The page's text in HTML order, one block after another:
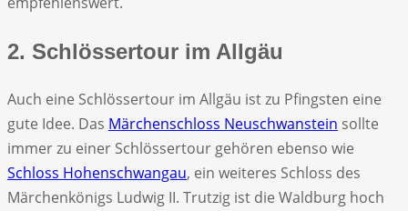
2. Schlössertour im Allgäu
Auch eine Schlössertour im Allgäu ist zu Pfingsten eine
gute Idee. Das Märchenschloss Neuschwanstein sollte
immer zu einer Schlössertour gehören ebenso wie
Schloss Hohenschwangau, ein weiteres Schloss des
Märchenkönigs Ludwig II. Trutzig ist die Waldburg hoch